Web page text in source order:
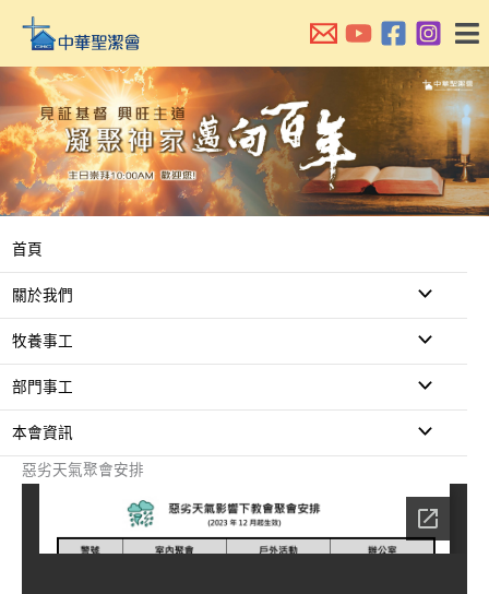
主
內
容
首頁
關於我們
牧養事工
部門事工
本會資訊
惡劣天氣聚會安排